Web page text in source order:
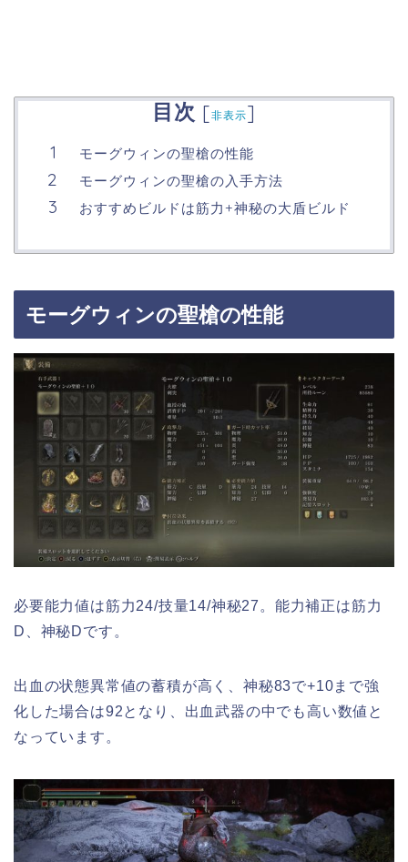
目次 [非表示]
モーグウィンの聖槍の性能
モーグウィンの聖槍の入手方法
おすすめビルドは筋力+神秘の大盾ビルド
モーグウィンの聖槍の性能
必要能力値は筋力24/技量14/神秘27。能力補正は筋力
D、神秘Dです。
出血の状態異常値の蓄積が高く、神秘83で+10まで強
化した場合は92となり、出血武器の中でも高い数値と
なっています。